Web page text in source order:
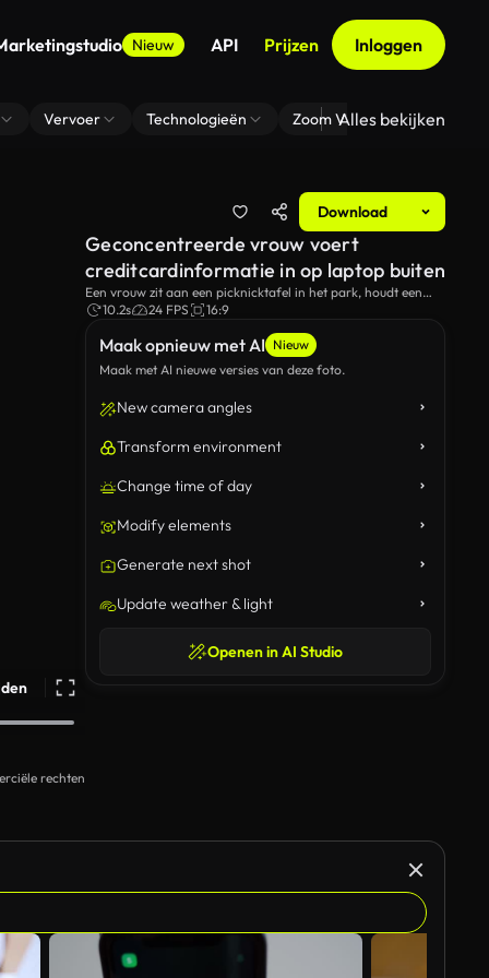
Nieuw API Prijzen Inloggen
Vervoer Technologieën Zoom Virtuele
Alles bekijken
Download
rechten
Maak opnieuw met AI Nieuw
Maak met AI nieuwe versies van deze foto.
New camera angles
Transform environment
Change time of day
Modify elements
Generate next shot
Update weather & light
Openen in AI Studio
Geconcentreerde vrouw voert
creditcardinformatie in op laptop buiten
Een vrouw zit aan een picknicktafel in het park, houdt een
creditcard vast terwijl ze informatie invoert in haar laptop.
natuurlijke setting, perfect voor thema's van afstandswerk en
online transacties.
10.2s 24 FPS 16:9